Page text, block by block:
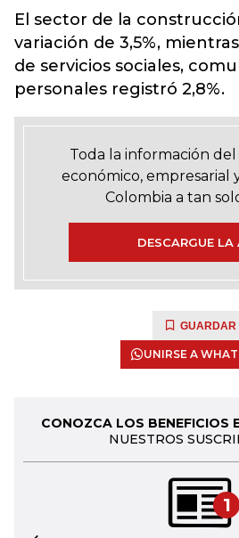
El sector de la
variación de 3,5%,
de servicios sociales,
personales registró 2,8%.
Toda la información
económico, empresarial
Colombia a tan
DESCARGUE LA
GUARDAR
UNIRSE A
CONOZCA LOS BENEFICIOS
NUESTROS
1